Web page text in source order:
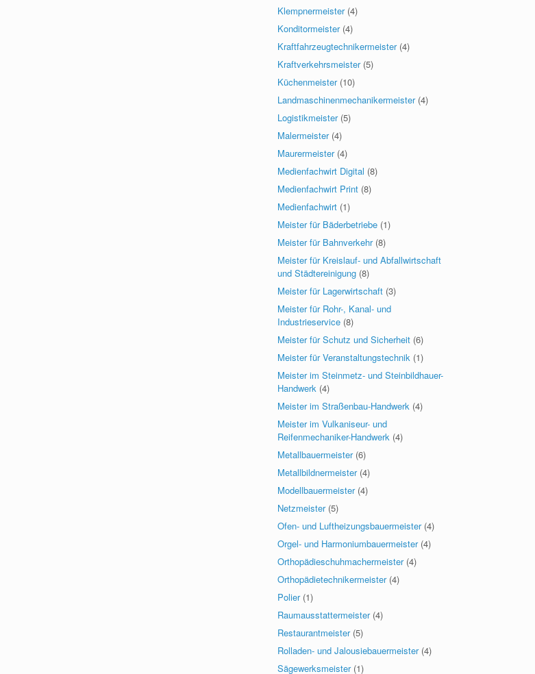
Klempnermeister (4)
Konditormeister (4)
Kraftfahrzeugtechnikermeister (4)
Kraftverkehrsmeister (5)
Küchenmeister (10)
Landmaschinenmechanikermeister (4)
Logistikmeister (5)
Malermeister (4)
Maurermeister (4)
Medienfachwirt Digital (8)
Medienfachwirt Print (8)
Medienfachwirt (1)
Meister für Bäderbetriebe (1)
Meister für Bahnverkehr (8)
Meister für Kreislauf- und Abfallwirtschaft
und Städtereinigung (8)
Meister für Lagerwirtschaft (3)
Meister für Rohr-, Kanal- und
Industrieservice (8)
Meister für Schutz und Sicherheit (6)
Meister für Veranstaltungstechnik (1)
Meister im Steinmetz- und Steinbildhauer-
Handwerk (4)
Meister im Straßenbau-Handwerk (4)
Meister im Vulkaniseur- und
Reifenmechaniker-Handwerk (4)
Metallbauermeister (6)
Metallbildnermeister (4)
Modellbauermeister (4)
Netzmeister (5)
Ofen- und Luftheizungsbauermeister (4)
Orgel- und Harmoniumbauermeister (4)
Orthopädieschuhmachermeister (4)
Orthopädietechnikermeister (4)
Polier (1)
Raumausstattermeister (4)
Restaurantmeister (5)
Rolladen- und Jalousiebauermeister (4)
Sägewerksmeister (1)